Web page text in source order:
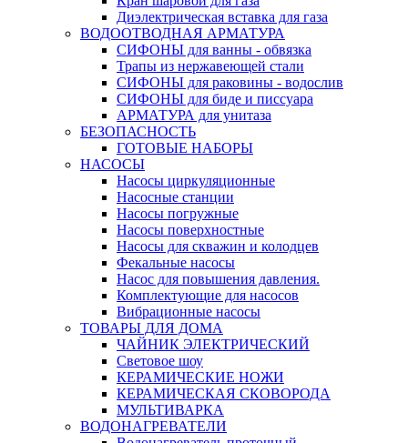
Диэлектрическая вставка для газа
ВОДООТВОДНАЯ АРМАТУРА
СИФОНЫ для ванны - обвязка
Трапы из нержавеющей стали
СИФОНЫ для раковины - водослив
СИФОНЫ для биде и писсуара
АРМАТУРА для унитаза
БЕЗОПАСНОСТЬ
ГОТОВЫЕ НАБОРЫ
НАСОСЫ
Насосы циркуляционные
Насосные станции
Насосы погружные
Насосы поверхностные
Насосы для скважин и колодцев
Фекальные насосы
Насос для повышения давления.
Комплектующие для насосов
Вибрационные насосы
ТОВАРЫ ДЛЯ ДОМА
ЧАЙНИК ЭЛЕКТРИЧЕСКИЙ
Световое шоу
КЕРАМИЧЕСКИЕ НОЖИ
КЕРАМИЧЕСКАЯ СКОВОРОДА
МУЛЬТИВАРКА
ВОДОНАГРЕВАТЕЛИ